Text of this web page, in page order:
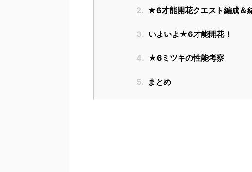
2. ★6才能開花クエスト編成＆
3. いよいよ★6才能開花！
4. ★6ミツキの性能考察
5. まとめ